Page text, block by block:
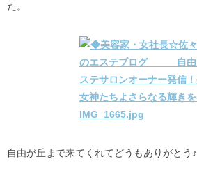
た。
自由が丘まで来てくれてどうもありがとう♪